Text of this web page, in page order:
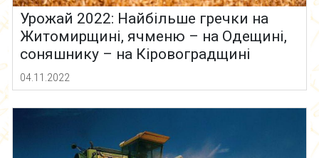
Урожай 2022: Найбільше гречки на
Житомирщині, ячменю – на Одещині,
соняшнику – на Кіровоградщині
04.11.2022